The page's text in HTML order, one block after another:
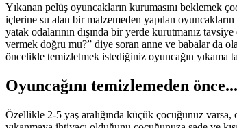
Yıkanan pelüş oyuncakların kurumasını beklemek
içlerine su alan bir malzemeden yapılan
yatak odalarının dışında bir yerde kurutmanız
vermek doğru mu?” diye soran anne ve babalar da
öncelikle temizletmek istediğiniz oyuncağın yıkama
Oyuncağını temizlemeden önce...
Özellikle 2-5 yaş aralığında küçük çocuğunuz varsa,